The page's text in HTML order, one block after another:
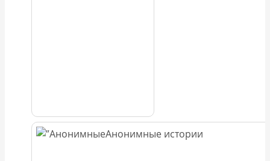
Анонимные истории